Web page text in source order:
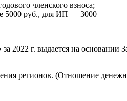
членского взноса;
5000 руб., для ИП — 3000
2022 г. выдается на основании
регионов. (Отношение